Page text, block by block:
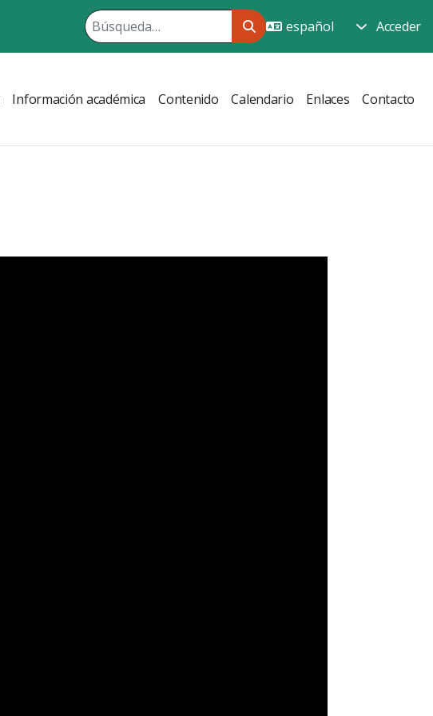
Acceder
Información académica Contenido Calendario Enlaces Contacto